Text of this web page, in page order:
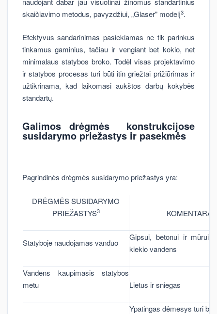
skaičiavimo metodus, pavyzdžiui, „Glaser" modelį3.
Efektyvus sandarinimas pasiekiamas ne tik parinkus
tinkamus gaminius, tačiau ir vengiant bet kokio, net
minimalaus statybos broko. Todėl visas projektavimo
ir statybos procesas turi būti itin griežtai prižiūrimas ir
užtikrinama, kad laikomasi aukštos darbų kokybės
standartų.
Galimos drėgmės konstrukcijose
susidarymo priežastys ir pasekmės
Pagrindinės drėgmės susidarymo priežastys yra:
DRĖGMĖS SUSIDARYMO
PRIEŽASTYS3 KOMENTARAS
Statyboje naudojamas vanduo
Gipsui, betonui ir mūrui
kiekio vandens
Vandens kaupimasis statybos
metu
Lietus ir sniegas
Ypatingas dėmesys turi